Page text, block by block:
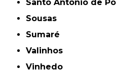
Santo Antônio de
Sousas
Sumaré
Valinhos
Vinhedo